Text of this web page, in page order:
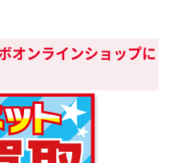
オンラインショップに